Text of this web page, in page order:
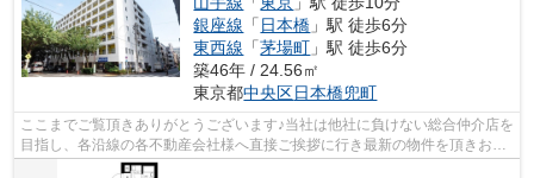
銀座線 「 日本橋 」駅 徒歩6分
東西線 「茅場町 」駅 徒歩6分
築46年 / 24.56㎡
東京都中央区日本橋兜町
ここまでご覧頂きありがとうございます♪当社は他社に負けない総合仲介店を
目指し、各沿線の各不動産会社様へ直接ご挨拶に行き最新の物件を頂きお客
様へ提供しております！最新の情報は...